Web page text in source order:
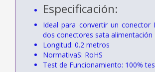
Especificación:
Ideal para convertir un conector
dos conectores sata alimentación
Longitud: 0.2 metros
NormativaS: RoHS
Test de Funcionamiento: 100%